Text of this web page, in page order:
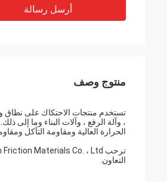
أرسل رسالة
منتوج وصف
تستخدم منتجات الاحتكاك على نطاق
، وآلة الرفع ، وآلات البناء وما إلى
الحرارة العالية ومقاومة التآكل
التعاون.